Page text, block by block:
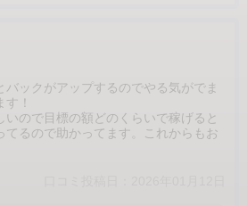
バックがアップするのでやる気がでま
！
いので目標の額どのくらいで稼げると
てるので助かってます。これからもお